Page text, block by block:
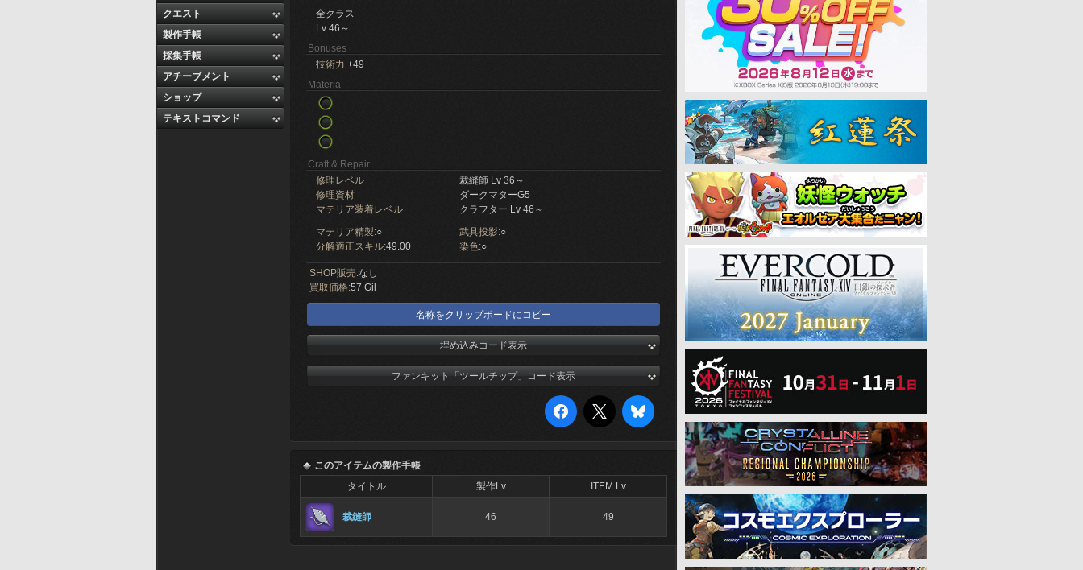
クエスト
製作手帳
採集手帳
アチーブメント
ショップ
テキストコマンド
全クラス
Lv 46～
Bonuses
技術力 +49
Materia
Craft & Repair
修理レベル
裁縫師 Lv 36～
修理資材
ダークマターG5
マテリア装着レベル
クラフター Lv 46～
マテリア精製:○ 武具投影:○
分解適正スキル:49.00 染色:○
SHOP販売:なし
買取価格:57 Gil
名称をクリップボードにコピー
埋め込みコード表示
ファンキット「ツールチップ」コード表示
このアイテムの製作手帳
タイトル
製作Lv ITEM Lv
裁縫師 46 49